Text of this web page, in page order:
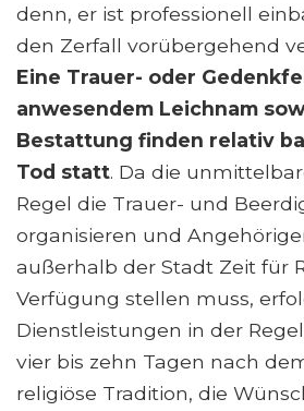
denn, er ist professionell
den Zerfall vorübergehend
Eine Trauer- oder
anwesendem Leichnam
Bestattung finden relativ
Tod statt. Da die
Regel die Trauer- und
organisieren und
außerhalb der Stadt Zeit für
Verfügung stellen muss,
Dienstleistungen in der
vier bis zehn Tagen nach
religiöse Tradition, die